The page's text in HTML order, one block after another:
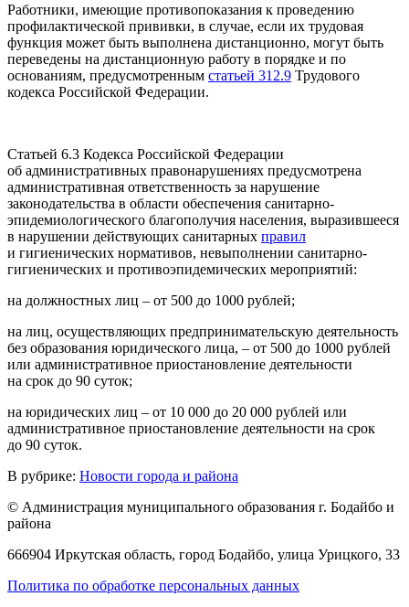
Работники, имеющие противопоказания к проведению
профилактической прививки, в случае, если их трудовая
функция может быть выполнена дистанционно, могут быть
переведены на дистанционную работу в порядке и по
основаниям, предусмотренным статьей 312.9 Трудового
кодекса Российской Федерации.
Статьей 6.3 Кодекса Российской Федерации
об административных правонарушениях предусмотрена
административная ответственность за нарушение
законодательства в области обеспечения санитарно-
эпидемиологического благополучия населения, выразившееся
в нарушении действующих санитарных правил
и гигиенических нормативов, невыполнении санитарно-
гигиенических и противоэпидемических мероприятий:
на должностных лиц – от 500 до 1000 рублей;
на лиц, осуществляющих предпринимательскую деятельность
без образования юридического лица, – от 500 до 1000 рублей
или административное приостановление деятельности
на срок до 90 суток;
на юридических лиц – от 10 000 до 20 000 рублей или
административное приостановление деятельности на срок
до 90 суток.
В рубрике: Новости города и района
© Администрация муниципального образования г. Бодайбо и
района
666904 Иркутская область, город Бодайбо, улица Урицкого, 33
Политика по обработке персональных данных